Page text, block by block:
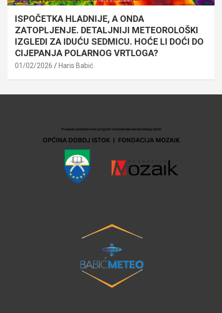
ISPOČETKA HLADNIJE, A ONDA
ZATOPLJENJE. DETALJNIJI METEOROLOŠKI
IZGLEDI ZA IDUĆU SEDMICU. HOĆE LI DOĆI DO
CIJEPANJA POLARNOG VRTLOGA?
01/02/2026 Haris Babić